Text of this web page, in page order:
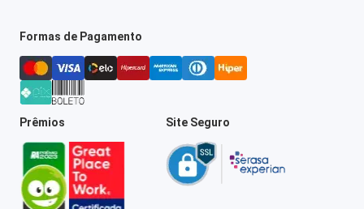
Formas de Pagamento
Prêmios Site Seguro